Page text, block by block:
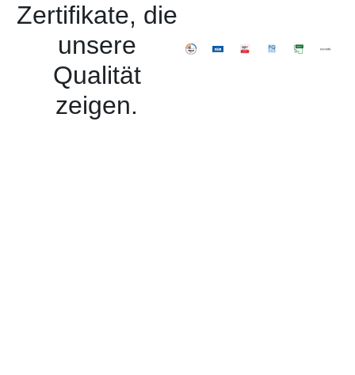
Zertifikate, die
unsere
Qualität
zeigen.